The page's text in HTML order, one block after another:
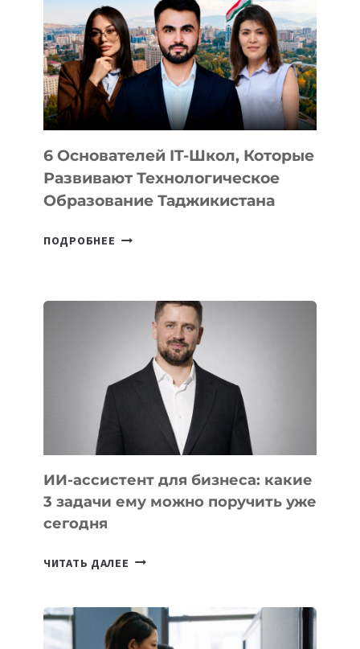
ВИДА
НОВОГО
УСТРОЙСТВА
ОТ
OPENAI
6 Основателей IT-Школ, Которые
Развивают Технологическое
Образование Таджикистана
ПОДРОБНЕЕ
КОТОРЫЕ
РАЗВИВАЮТ
ТЕХНОЛОГИЧЕСКОЕ
ОБРАЗОВАНИЕ
ТАДЖИКИСТАНА
ИИ-ассистент для бизнеса: какие
3 задачи ему можно поручить уже
сегодня
ЧИТАТЬ ДАЛЕЕ ИИ-
БИЗНЕСА:
КАКИЕ